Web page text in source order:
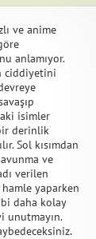
ve anime
anlamıyor.
ciddiyetini
isimler
derinlik
Sol kısımdan
ve
verilen
yaparken
daha kolay
unutmayın.